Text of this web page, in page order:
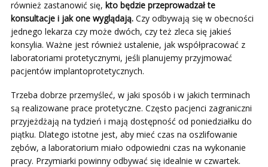
również zastanowić się, kto będzie przeprowadzał te
konsultacje i jak one wyglądają. Czy odbywają się w obecności
jednego lekarza czy może dwóch, czy też zleca się jakieś
konsylia. Ważne jest również ustalenie, jak współpracować z
laboratoriami protetycznymi, jeśli planujemy przyjmować
pacjentów implantoprotetycznych.
Trzeba dobrze przemyśleć, w jaki sposób i w jakich terminach
są realizowane prace protetyczne. Często pacjenci zagraniczni
przyjeżdżają na tydzień i mają dostępność od poniedziałku do
piątku. Dlatego istotne jest, aby mieć czas na oszlifowanie
zębów, a laboratorium miało odpowiedni czas na wykonanie
pracy. Przymiarki powinny odbywać się idealnie w czwartek.